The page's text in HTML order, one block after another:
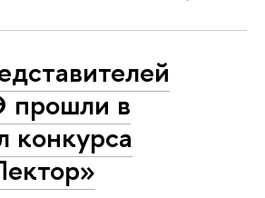
в
конкурса